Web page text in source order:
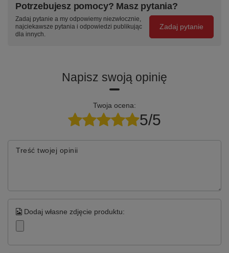
Szybki przegląd
60 kg na szufladę
678 × 480 × 963.5 mm
86 kg
Kluczowe cechy
Potrzebujesz pomocy? Masz pytania?
Zadaj pytanie a my odpowiemy niezwłocznie,
najciekawsze pytania i odpowiedzi publikując
dla innych.
Zadaj pytanie
Napisz swoją opinię
Twoja ocena:
5/5
Treść twojej opinii
Dodaj własne zdjęcie produktu: